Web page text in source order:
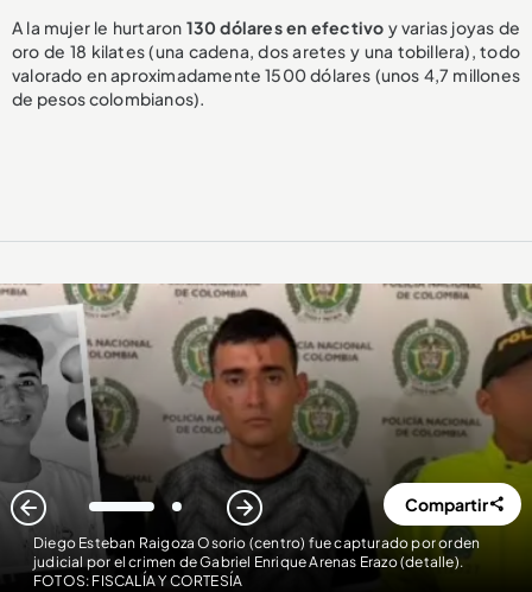
A la mujer le hurtaron 130 dólares en efectivo y varias joyas de
oro de 18 kilates (una cadena, dos aretes y una tobillera), todo
valorado en aproximadamente 1500 dólares (unos 4,7 millones
de pesos colombianos).
Diego Esteban Raigoza Osorio (centro) fue capturado por orden
judicial por el crimen de Gabriel Enrique Arenas Erazo (detalle).
FOTOS: FISCALÍA Y CORTESÍA
1 2 Compartir